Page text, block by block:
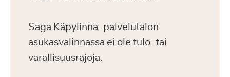
Saga Käpylinna -palvelutalon
asukasvalinnassa ei ole tulo- tai
varallisuusrajoja.